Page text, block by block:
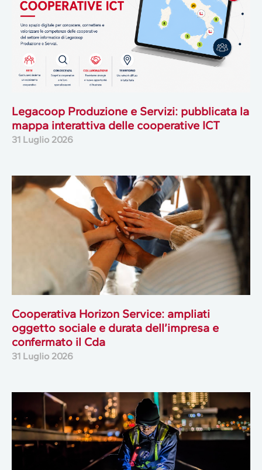
Legacoop Produzione e Servizi: pubblicata la
mappa interattiva delle cooperative ICT
31 Luglio 2026
Cooperativa Horizon Service: ampliati
oggetto sociale e durata dell’impresa e
confermato il Cda
31 Luglio 2026